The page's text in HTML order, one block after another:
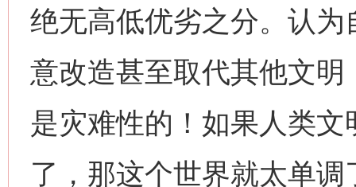
绝无高低优劣之分。认
意改造甚至取代其他文
是灾难性的！如果人类
了，那这个世界就太单